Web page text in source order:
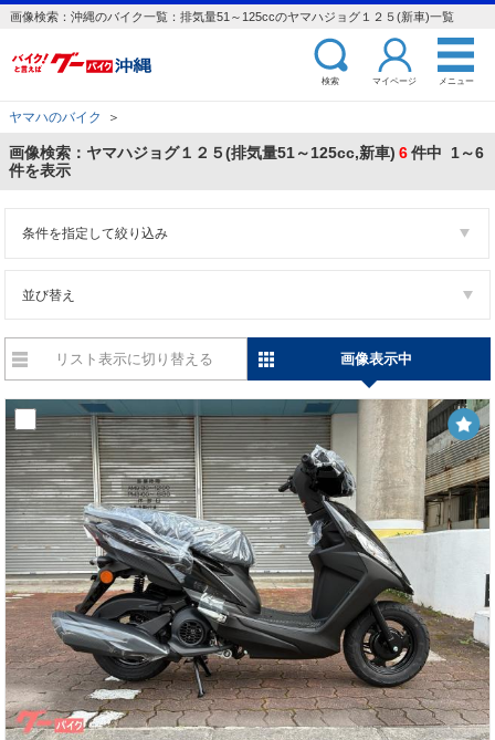
画像検索：沖縄のバイク一覧：排気量51～125ccのヤマハジョグ１２５(新車)一覧
検索 マイページ メニュー
ヤマハのバイク ＞
画像検索：ヤマハジョグ１２５(排気量51～125cc,新車) 6件中 1～6
件を表示
条件を指定して絞り込み
並び替え
リスト表示に切り替える 画像表示中